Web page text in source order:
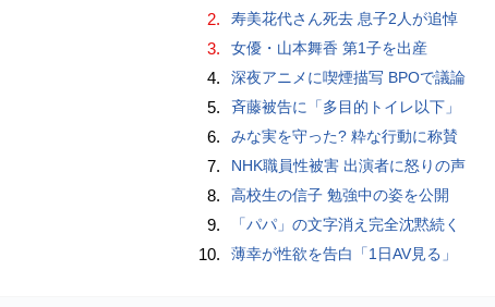
2. 寿美花代さん死去 息子2人が追悼
3. 女優・山本舞香 第1子を出産
4. 深夜アニメに喫煙描写 BPOで議論
5. 斉藤被告に「多目的トイレ以下」
6. みな実を守った? 粋な行動に称賛
7. NHK職員性被害 出演者に怒りの声
8. 高校生の信子 勉強中の姿を公開
9. 「パパ」の文字消え完全沈黙続く
10. 薄幸が性欲を告白「1日AV見る」